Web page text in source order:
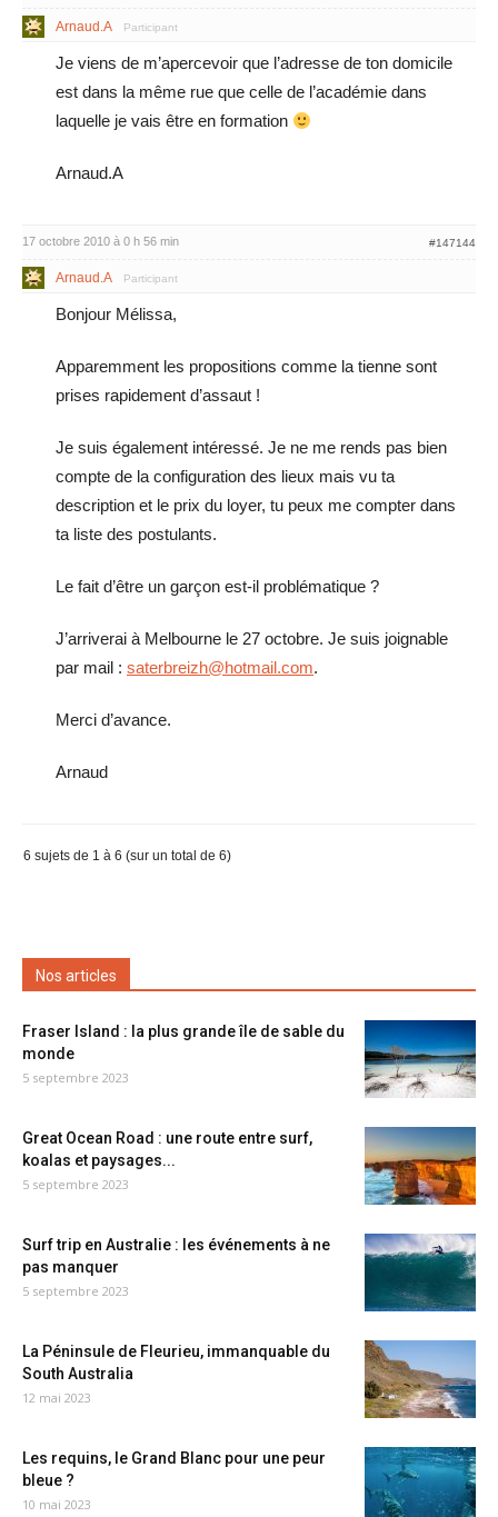
Arnaud.A Participant
Je viens de m’apercevoir que l’adresse de ton domicile
est dans la même rue que celle de l’académie dans
laquelle je vais être en formation
Arnaud.A
17 octobre 2010 à 0 h 56 min #147144
Arnaud.A Participant
Bonjour Mélissa,
Apparemment les propositions comme la tienne sont
prises rapidement d’assaut !
Je suis également intéressé. Je ne me rends pas bien
compte de la configuration des lieux mais vu ta
description et le prix du loyer, tu peux me compter dans
ta liste des postulants.
Le fait d’être un garçon est-il problématique ?
J’arriverai à Melbourne le 27 octobre. Je suis joignable
par mail : saterbreizh@hotmail.com.
Merci d’avance.
Arnaud
6 sujets de 1 à 6 (sur un total de 6)
Nos articles
Fraser Island : la plus grande île de sable du
monde
5 septembre 2023
Great Ocean Road : une route entre surf,
koalas et paysages...
5 septembre 2023
Surf trip en Australie : les événements à ne
pas manquer
5 septembre 2023
La Péninsule de Fleurieu, immanquable du
South Australia
12 mai 2023
Les requins, le Grand Blanc pour une peur
bleue ?
10 mai 2023